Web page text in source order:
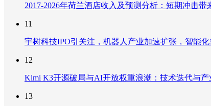
2017-2026年荷兰酒店收入及预测分析：短期冲击
11
宇树科技IPO引关注，机器人产业加速扩张，智能
12
Kimi K3开源破局与AI开放权重浪潮：技术迭代与
13